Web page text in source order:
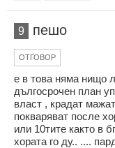
9 пешо
ОТГОВОР
е в това няма нищо
дългосрочен план
власт , крадат
покваряват после
или 10тите както в
хората го ду.. ....